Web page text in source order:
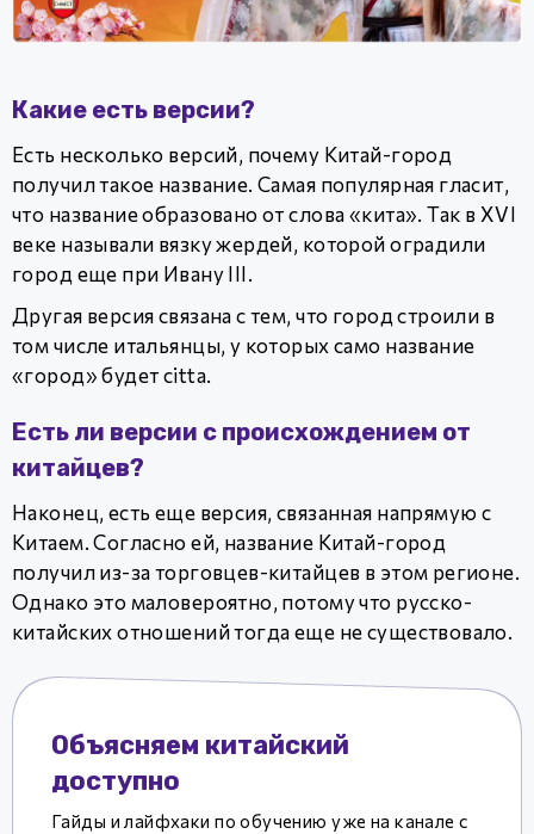
Какие есть версии?
Есть несколько версий, почему Китай-город
получил такое название. Самая популярная гласит,
что название образовано от слова «кита». Так в XVI
веке называли вязку жердей, которой оградили
город еще при Ивану III.
Другая версия связана с тем, что город строили в
том числе итальянцы, у которых само название
«город» будет citta.
Есть ли версии с происхождением от
китайцев?
Наконец, есть еще версия, связанная напрямую с
Китаем. Согласно ей, название Китай-город
получил из-за торговцев-китайцев в этом регионе.
Однако это маловероятно, потому что русско-
китайских отношений тогда еще не существовало.
Объясняем китайский
доступно
Гайды и лайфхаки по обучению уже на канале с